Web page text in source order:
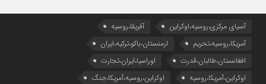
آسیای مرکزی،روسیه،اوکراین
آفریقا،روسیه
آمریکا،روسیه،تحریم
ارمنستان،باکو،ترکیه،ایران
افغانستان،طالبان،قدرت
اوراسیا،ایران،تجارت
اوکراین،آمریکا،روسیه
اوکراین،روسیه،آمریکا،جنگ